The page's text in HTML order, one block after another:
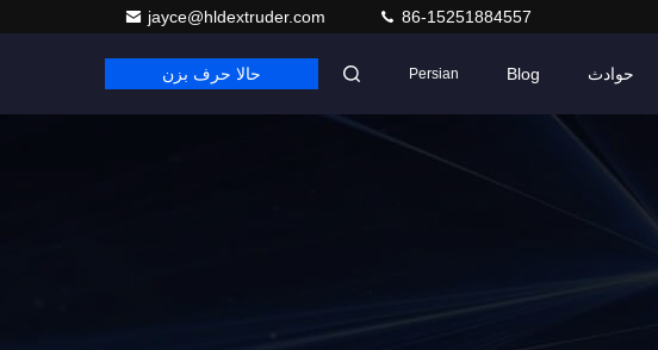
jayce@hldextruder.com 86-15251884557
حوادث Blog
Persian حالا حرف بزن